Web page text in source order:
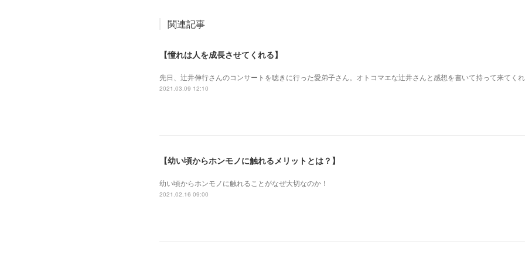
関連記事
【憧れは人を成長させてくれる】
先日、辻井伸行さんのコンサートを 聴きに行った愛弟子さん。 オトコマエな辻井さんと 感想を書いて持って来てく
2021.03.09 12:10
【幼い頃からホンモノに触れるメリットとは？】
幼い頃からホンモノに 触れることがなぜ大切なのか！
2021.02.16 09:00